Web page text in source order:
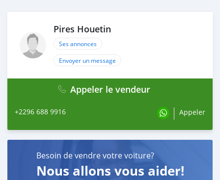
Pires Houetin
Ses annonces
Envoyer un message
Appeler le vendeur
+2296 688 9916 Appeler
Besoin de vendre votre voiture?
Nous allons vous aider!